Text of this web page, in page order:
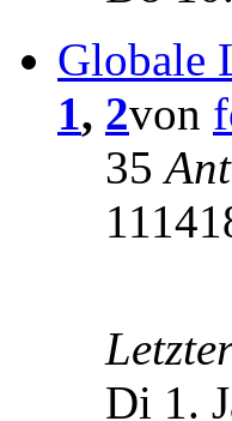
Globale
1, 2von
35
Di 1.